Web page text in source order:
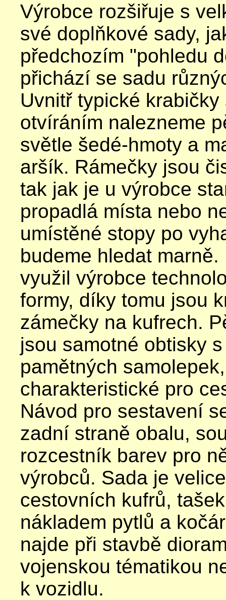
Výrobce rozšiřuje s
své doplňkové sady,
předchozím "pohledu
přichází se sadu
Uvnitř typické
otvíráním nalezneme
světle šedé-hmoty a
aršík. Rámečky jsou
tak jak je u výrobce
propadlá místa nebo
umístěné stopy po
budeme hledat
využil výrobce
formy, díky tomu jsou
zámečky na kufrech.
jsou samotné obtisky
pamětných
charakteristické pro
Návod pro sestavení
zadní straně obalu,
rozcestník barev pro
výrobců. Sada je
cestovních kufrů,
nákladem pytlů a
najde při stavbě
vojenskou tématikou
k vozidlu.